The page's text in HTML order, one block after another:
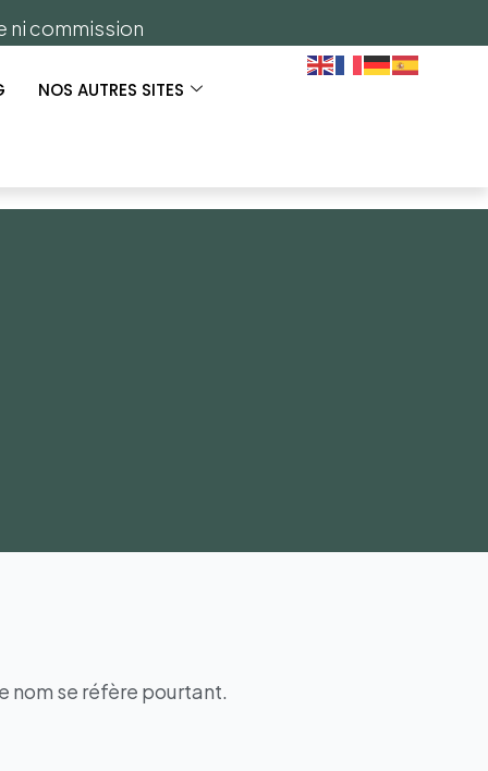
ni commission
NOS AUTRES SITES
nom se réfère pourtant.